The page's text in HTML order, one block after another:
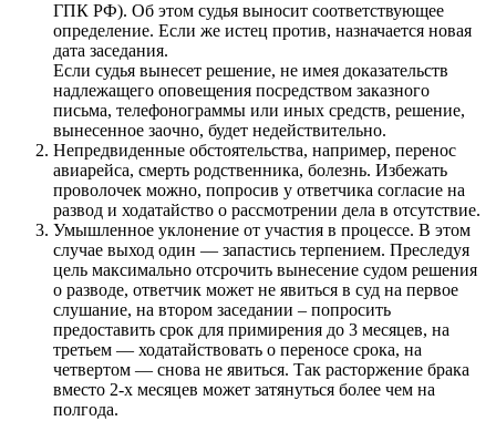
ГПК РФ). Об этом судья выносит соответствующее
определение. Если же истец против, назначается новая
дата заседания.
Если судья вынесет решение, не имея доказательств
надлежащего оповещения посредством заказного
письма, телефонограммы или иных средств, решение,
вынесенное заочно, будет недействительно.
Непредвиденные обстоятельства, например, перенос
авиарейса, смерть родственника, болезнь. Избежать
проволочек можно, попросив у ответчика согласие на
развод и ходатайство о рассмотрении дела в отсутствие.
Умышленное уклонение от участия в процессе. В этом
случае выход один — запастись терпением. Преследуя
цель максимально отсрочить вынесение судом решения
о разводе, ответчик может не явиться в суд на первое
слушание, на втором заседании – попросить
предоставить срок для примирения до 3 месяцев, на
третьем — ходатайствовать о переносе срока, на
четвертом — снова не явиться. Так расторжение брака
вместо 2-х месяцев может затянуться более чем на
полгода.